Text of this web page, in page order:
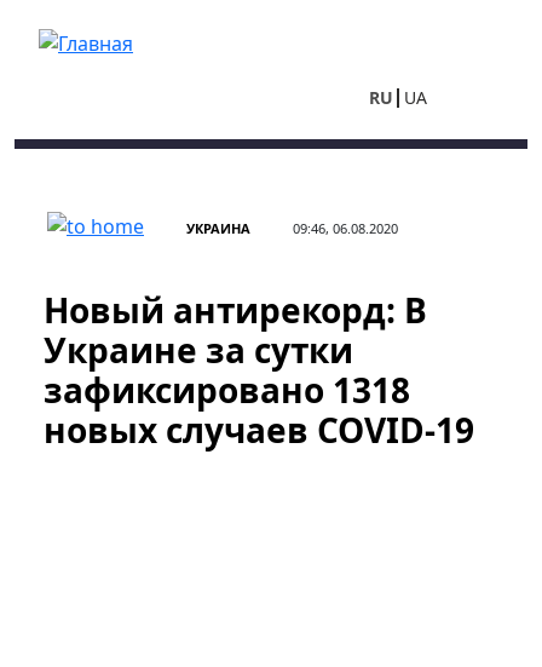
RU UA
УКРАИНА 09:46, 06.08.2020
Новый антирекорд: В
Украине за сутки
зафиксировано 1318
новых случаев COVID-19